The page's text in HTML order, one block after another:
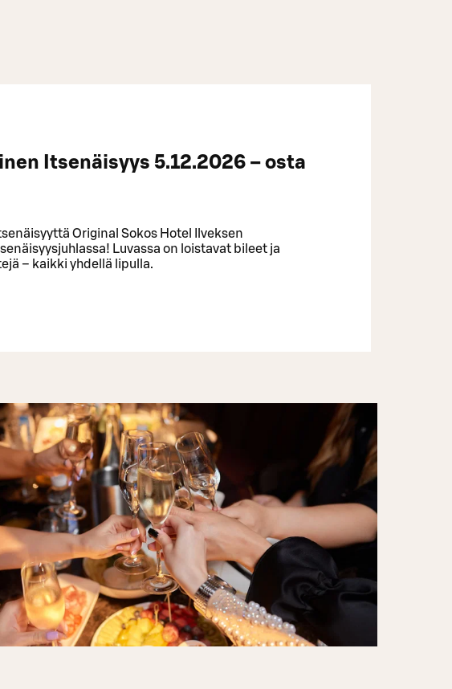
Itsenäisyys 5.12.2026 – osta
Original Sokos Hotel Ilveksen
Luvassa on loistavat bileet ja
– kaikki yhdellä lipulla.